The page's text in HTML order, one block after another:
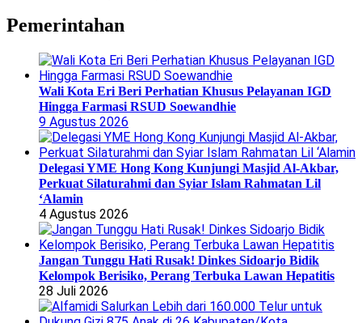
Pemerintahan
Wali Kota Eri Beri Perhatian Khusus Pelayanan IGD
Hingga Farmasi RSUD Soewandhie
9 Agustus 2026
Delegasi YME Hong Kong Kunjungi Masjid Al-Akbar,
Perkuat Silaturahmi dan Syiar Islam Rahmatan Lil
‘Alamin
4 Agustus 2026
Jangan Tunggu Hati Rusak! Dinkes Sidoarjo Bidik
Kelompok Berisiko, Perang Terbuka Lawan Hepatitis
28 Juli 2026